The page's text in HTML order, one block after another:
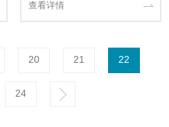
中国创业大赛”中，优立公司CEO
查看详情
20 21 22
24